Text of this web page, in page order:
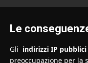
Le
Gli indirizzi IP pubblici
preoccupazione per la